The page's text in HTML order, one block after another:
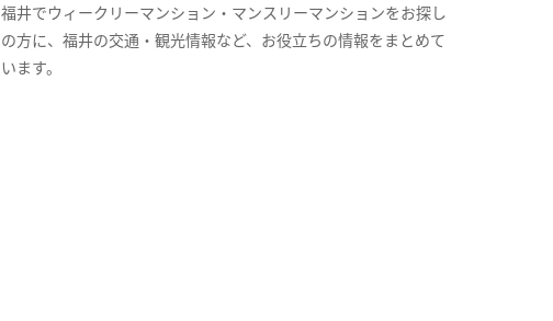
福井でウィークリーマンション・マンスリーマンションをお探し
の方に、福井の交通・観光情報など、お役立ちの情報をまとめて
います。